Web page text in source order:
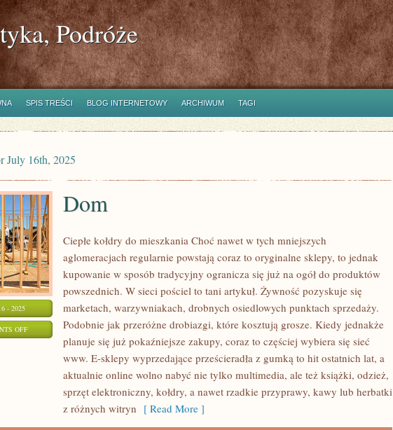
Podróże
SPIS TREŚCI BLOG INTERNETOWY ARCHIWUM TAGI
July 16th, 2025
- 2025
OFFON
Dom
Ciepłe kołdry do mieszkania Choć nawet w tych mniejszych
aglomeracjach regularnie powstają coraz to oryginalne sklepy, to jednak
kupowanie w sposób tradycyjny ogranicza się już na ogół do produktów
powszednich. W sieci pościel to tani artykuł. Żywność pozyskuje się
marketach, warzywniakach, drobnych osiedlowych punktach sprzedaży.
Podobnie jak przeróżne drobiazgi, które kosztują grosze. Kiedy jednakże
planuje się już pokaźniejsze zakupy, coraz to częściej wybiera się sieć
www. E-sklepy wyprzedające prześcieradła z gumką to hit ostatnich lat, a
aktualnie online wolno nabyć nie tylko multimedia, ale też książki, odzież,
sprzęt elektroniczny, kołdry, a nawet rzadkie przyprawy, kawy lub herbatki
z różnych witryn [ Read More ]